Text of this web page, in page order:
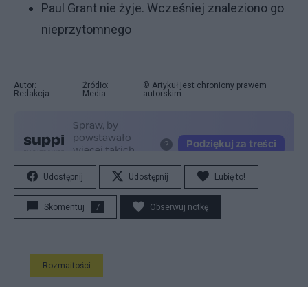
Paul Grant nie żyje. Wcześniej znaleziono go
nieprzytomnego
Autor:
Redakcja
Źródło:
Media
© Artykuł jest chroniony prawem
autorskim.
Udostępnij Udostępnij Lubię to!
Skomentuj 7 Obserwuj notkę
Rozmaitości